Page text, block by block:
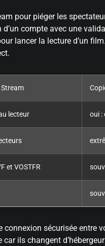
pour piéger les
compte avec une
lancer la lecture d’un
lecteur oui :
et VOSTFR
sécurisée entre
ils changent